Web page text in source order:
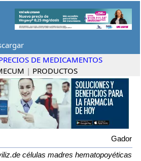
DE MEDICAMENTOS
| PRODUCTOS
Gador
células madres hematopoyéticas